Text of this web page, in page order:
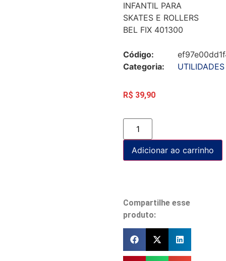
INFANTIL PARA
SKATES E ROLLERS
BEL FIX 401300
Código:
Categoria:
UTILIDADES
R$ 39,90
Adicionar ao carrinho
Compartilhe esse
produto: